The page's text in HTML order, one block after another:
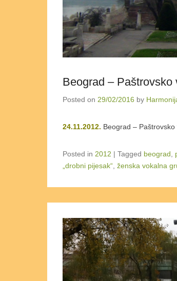
Beograd – Paštrovsko
Posted on 29/02/2016 by
24.11.2012. Beograd – Paštrovsko
Posted in 2012 | Tagged beograd
„drobni pijesak“ ženska vokalna